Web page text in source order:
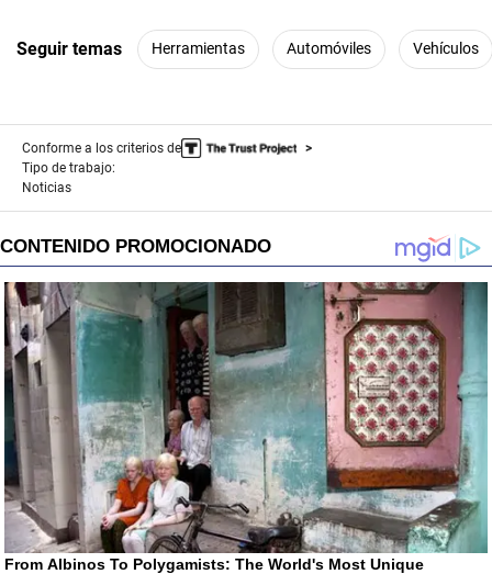
Seguir temas Herramientas Automóviles Vehículos
Conforme a los criterios de
Tipo de trabajo:
Noticias